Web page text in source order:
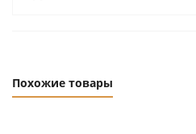
Похожие товары